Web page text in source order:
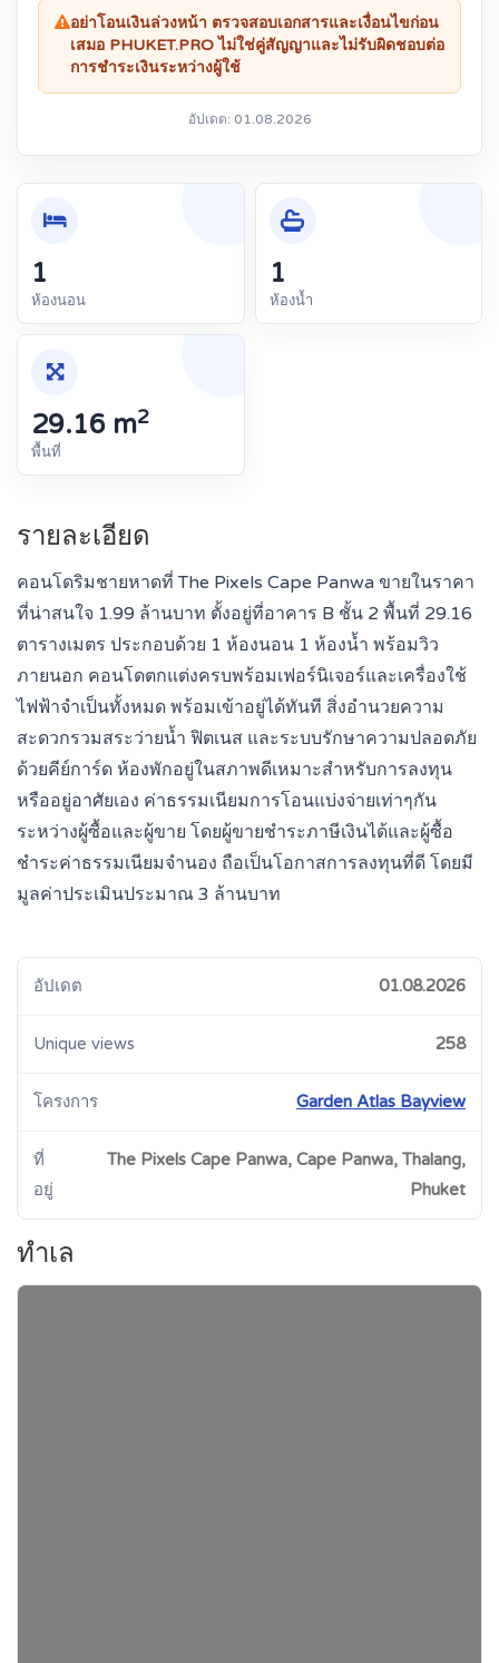
อย่าโอนเงินล่วงหน้า ตรวจสอบเอกสารและเงื่อนไขก่อน
เสมอ PHUKET.PRO ไม่ใช่คู่สัญญาและไม่รับผิดชอบต่อ
การชำระเงินระหว่างผู้ใช้
อัปเดต: 01.08.2026
1
ห้องนอน
1
ห้องน้ำ
29.16 m2
พื้นที่
รายละเอียด
คอนโดริมชายหาดที่ The Pixels Cape Panwa ขายในราคา
ที่น่าสนใจ 1.99 ล้านบาท ตั้งอยู่ที่อาคาร B ชั้น 2 พื้นที่ 29.16
ตารางเมตร ประกอบด้วย 1 ห้องนอน 1 ห้องน้ำ พร้อมวิว
ภายนอก คอนโดตกแต่งครบพร้อมเฟอร์นิเจอร์และเครื่องใช้
ไฟฟ้าจำเป็นทั้งหมด พร้อมเข้าอยู่ได้ทันที สิ่งอำนวยความ
สะดวกรวมสระว่ายน้ำ ฟิตเนส และระบบรักษาความปลอดภัย
ด้วยคีย์การ์ด ห้องพักอยู่ในสภาพดีเหมาะสำหรับการลงทุน
หรืออยู่อาศัยเอง ค่าธรรมเนียมการโอนแบ่งจ่ายเท่าๆกัน
ระหว่างผู้ซื้อและผู้ขาย โดยผู้ขายชำระภาษีเงินได้และผู้ซื้อ
ชำระค่าธรรมเนียมจำนอง ถือเป็นโอกาสการลงทุนที่ดี โดยมี
มูลค่าประเมินประมาณ 3 ล้านบาท
อัปเดต 01.08.2026
Unique views 258
โครงการ Garden Atlas Bayview
ที่
อยู่
The Pixels Cape Panwa, Cape Panwa, Thalang,
Phuket
ทำเล